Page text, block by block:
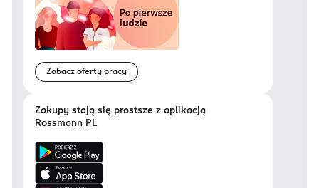
Zobacz oferty pracy
Zakupy stają się prostsze z aplikacją
Rossmann PL